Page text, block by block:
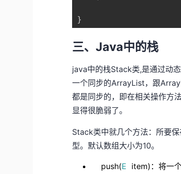
}
三、Java中的栈
java中的栈Stack类,是通过动
一个同步的ArrayList，跟
都是同步的，即在相关操作方
显得很脆弱了。
Stack类中就几个方法：所要
型。默认数组大小为10。
push(E item)：将一